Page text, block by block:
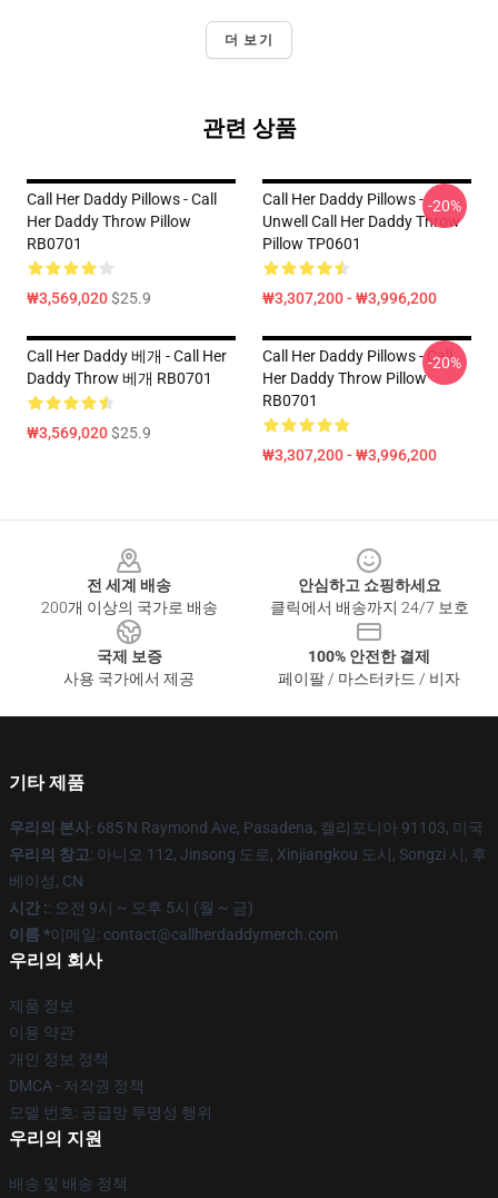
더 보기
관련 상품
Call Her Daddy Pillows - Call
Her Daddy Throw Pillow
RB0701
₩3,569,020$25.9
Call Her Daddy Pillows -
Unwell Call Her Daddy Throw
Pillow TP0601
₩3,307,200 - ₩3,996,200
-20%
Call Her Daddy 베개 - Call Her
Daddy Throw 베개 RB0701
₩3,569,020$25.9
Call Her Daddy Pillows - Call
Her Daddy Throw Pillow
RB0701
₩3,307,200 - ₩3,996,200
-20%
전 세계 배송
200개 이상의 국가로 배송
안심하고 쇼핑하세요
클릭에서 배송까지 24/7 보호
국제 보증
사용 국가에서 제공
100% 안전한 결제
페이팔 / 마스터카드 / 비자
기타 제품
우리의 본사: 685 N Raymond Ave, Pasadena, 캘리포니아 91103, 미국
우리의 창고: 아니오 112, Jinsong 도로, Xinjiangkou 도시, Songzi 시, 후
베이성, CN
시간 :: 오전 9시 ~ 오후 5시 (월 ~ 금)
이름 *이메일: contact@callherdaddymerch.com
우리의 회사
제품 정보
이용 약관
개인 정보 정책
DMCA - 저작권 정책
모델 번호: 공급망 투명성 행위
우리의 지원
배송 및 배송 정책